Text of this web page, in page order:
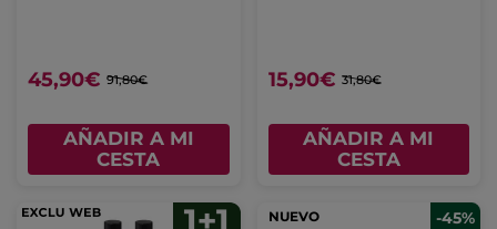
45,90€ 91,80€
AÑADIR A MI
CESTA
15,90€ 31,80€
AÑADIR A MI
CESTA
NUEVO -45%